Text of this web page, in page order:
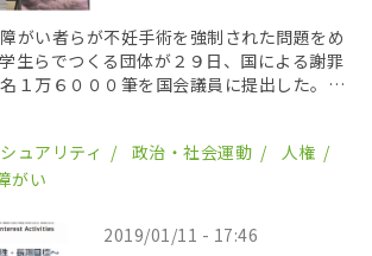
がい者らが不妊手術を強制された問題をめ
生らでつくる団体が２９日、国による謝罪
１万６０００筆を国会議員に提出した。国
署名として、１月に召集される通常国 […]
ュアリティ
政治・社会運動
人権
がい
2019/01/11 - 17:46